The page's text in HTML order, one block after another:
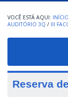
INÍCIO
AUDITÓRIO 3Q / III
Reserva